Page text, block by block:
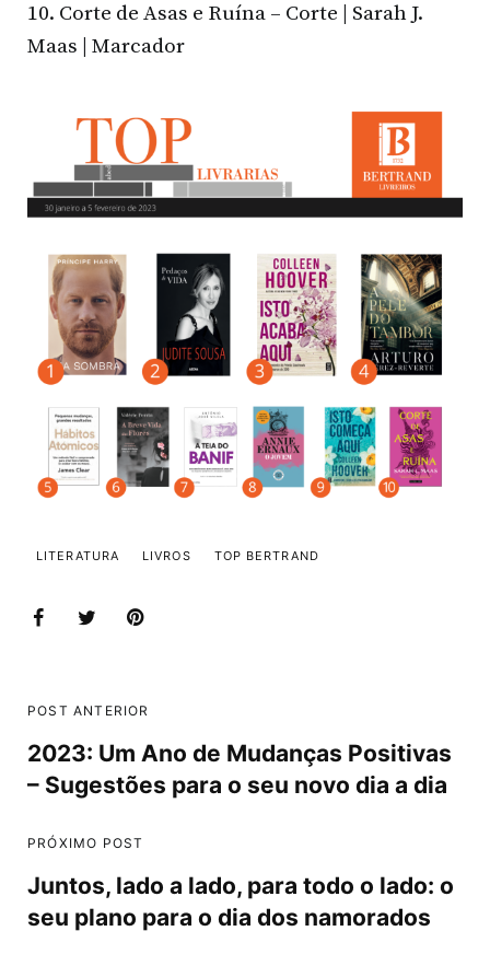
10. Corte de Asas e Ruína – Corte | Sarah J.
Maas | Marcador
LITERATURA LIVROS TOP BERTRAND
POST ANTERIOR
2023: Um Ano de Mudanças Positivas
– Sugestões para o seu novo dia a dia
PRÓXIMO POST
Juntos, lado a lado, para todo o lado: o
seu plano para o dia dos namorados